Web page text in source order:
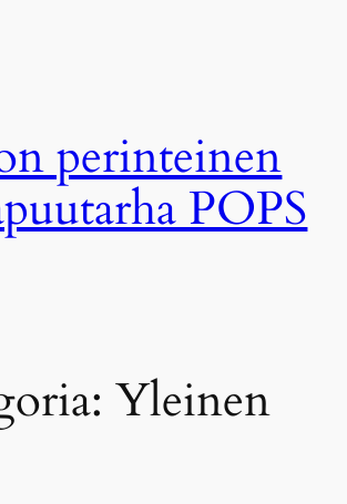
perinteinen
POPS
Yleinen